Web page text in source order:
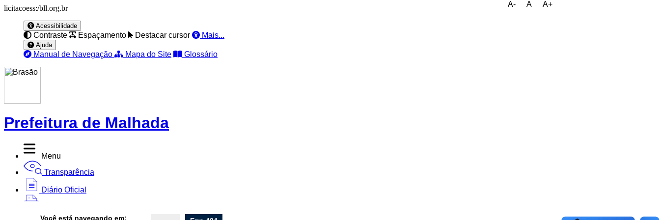
licitacoess:/bll.org.br A- A A+
Acessibilidade
Contraste Espaçamento Destacar cursor Mais...
Ajuda
Manual de Navegação Mapa do Site Glossário
Prefeitura de Malhada
Menu
Transparência
Diário Oficial
Você está navegando em: